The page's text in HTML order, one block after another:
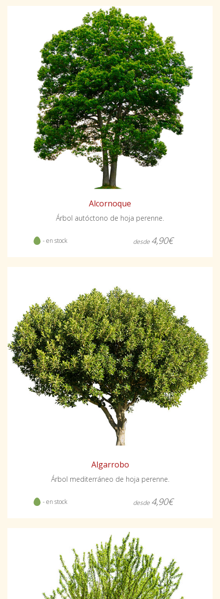
Alcornoque
Árbol autóctono de hoja perenne.
- en stock desde 4,90€
Algarrobo
Árbol mediterráneo de hoja perenne.
- en stock desde 4,90€